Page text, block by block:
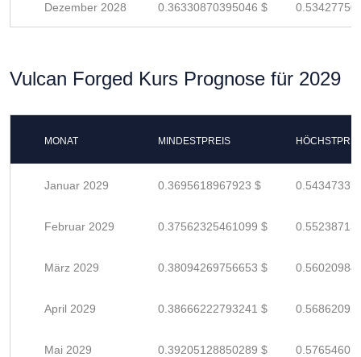
Dezember 2028 0.36330870395046 $
Vulcan Forged Kurs Prognose für 2029
MONAT MINDESTPREIS
Januar 2029 0.3695618967923 $
Februar 2029 0.37562325461099 $
März 2029 0.38094269756653 $
April 2029 0.38666222793241 $
Mai 2029 0.39205128850289 $